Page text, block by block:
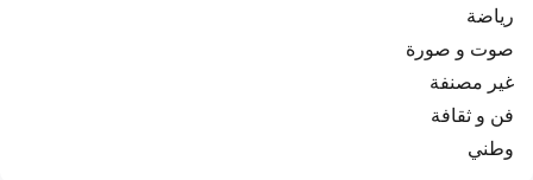
رياضة
صوت و صورة
غير مصنفة
فن و ثقافة
وطني